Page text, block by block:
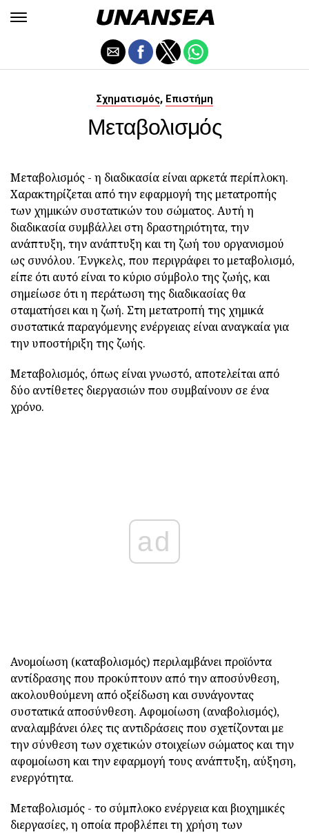
Σχηματισμός, Επιστήμη
Μεταβολισμός
Μεταβολισμός - η διαδικασία είναι αρκετά περίπλοκη.
Χαρακτηρίζεται από την εφαρμογή της μετατροπής
των χημικών συστατικών του σώματος. Αυτή η
διαδικασία συμβάλλει στη δραστηριότητα, την
ανάπτυξη, την ανάπτυξη και τη ζωή του οργανισμού
ως συνόλου. Ένγκελς, που περιγράφει το μεταβολισμό,
είπε ότι αυτό είναι το κύριο σύμβολο της ζωής, και
σημείωσε ότι η περάτωση της διαδικασίας θα
σταματήσει και η ζωή. Στη μετατροπή της χημικά
συστατικά παραγόμενης ενέργειας είναι αναγκαία για
την υποστήριξη της ζωής.
Μεταβολισμός, όπως είναι γνωστό, αποτελείται από
δύο αντίθετες διεργασιών που συμβαίνουν σε ένα
χρόνο.
ad
Ανομοίωση (καταβολισμός) περιλαμβάνει προϊόντα
αντίδρασης που προκύπτουν από την αποσύνθεση,
ακολουθούμενη από οξείδωση και συνάγοντας
συστατικά αποσύνθεση. Αφομοίωση (αναβολισμός),
αναλαμβάνει όλες τις αντιδράσεις που σχετίζονται με
την σύνθεση των σχετικών στοιχείων σώματος και την
αφομοίωση και την εφαρμογή τους ανάπτυξη, αύξηση,
ενεργότητα.
Μεταβολισμός - το σύμπλοκο ενέργεια και βιοχημικές
διεργασίες, η οποία προβλέπει τη χρήση των